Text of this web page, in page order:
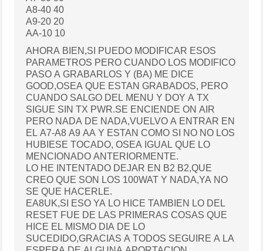
A8-40 40
A9-20 20
AA-10 10
AHORA BIEN,SI PUEDO MODIFICAR ESOS
PARAMETROS PERO CUANDO LOS MODIFICO
PASO A GRABARLOS Y (BA) ME DICE
GOOD,OSEA QUE ESTAN GRABADOS, PERO
CUANDO SALGO DEL MENU Y DOY A TX
SIGUE SIN TX PWR.SE ENCIENDE ON AIR
PERO NADA DE NADA,VUELVO A ENTRAR EN
EL A7-A8 A9 AA Y ESTAN COMO SI NO NO LOS
HUBIESE TOCADO, OSEA IGUAL QUE LO
MENCIONADO ANTERIORMENTE.
LO HE INTENTADO DEJAR EN B2 B2,QUE
CREO QUE SON LOS 100WAT Y NADA,YA NO
SE QUE HACERLE.
EA8UK,SI ESO YA LO HICE TAMBIEN LO DEL
RESET FUE DE LAS PRIMERAS COSAS QUE
HICE EL MISMO DIA DE LO
SUCEDIDO,GRACIAS A TODOS SEGUIRE A LA